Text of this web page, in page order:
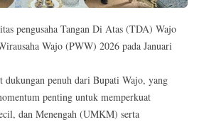
pengusaha Tangan Di Atas (TDA) Wajo
Wajo (PWW) 2026 pada Januari
dukungan penuh dari Bupati Wajo, yang
penting untuk memperkuat
dan Menengah (UMKM) serta